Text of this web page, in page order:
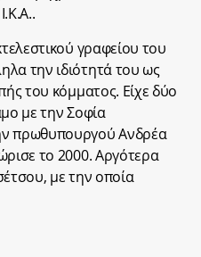
γραφείου του
την ιδιότητά του ως
του κόμματος. Είχε δύο
με την Σοφία
πρωθυπουργού Ανδρέα
το 2000. Αργότερα
με την οποία